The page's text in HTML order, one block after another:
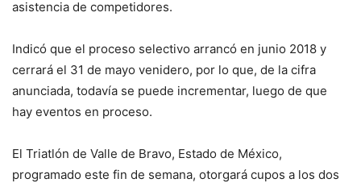
asistencia de competidores.
Indicó que el proceso selectivo arrancó en junio 2018 y
cerrará el 31 de mayo venidero, por lo que, de la cifra
anunciada, todavía se puede incrementar, luego de que
hay eventos en proceso.
El Triatlón de Valle de Bravo, Estado de México,
programado este fin de semana, otorgará cupos a los dos